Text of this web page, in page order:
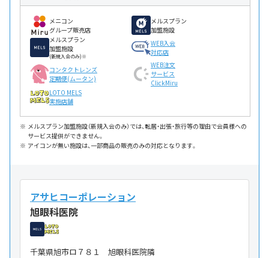
メニコン
グループ販売店
メルスプラン
加盟施設
メルスプラン
加盟施設
(新規入会のみ)※
WEB入会
対応店
コンタクトレンズ
定期便(ムータン)
WEB注文
サービス
ClickMiru
LOTO MELS
実施店舗
メルスプラン加盟施設（新規入会のみ）では、転居・出張・旅行等の理由で会員様への
サービス提供ができません。
アイコンが無い施設は、一部商品の販売のみの対応となります。
アサヒコーポレーション
旭眼科医院
千葉県旭市ロ７８１ 旭眼科医院隣